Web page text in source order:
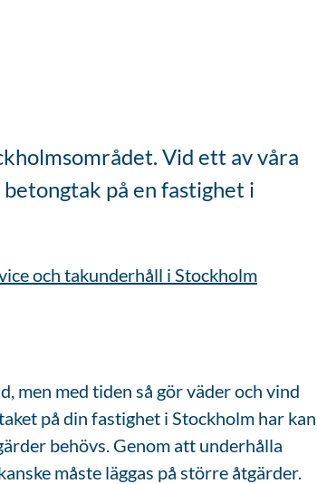
Vid ett av våra
på en fastighet i
och takunderhåll i Stockholm
men med tiden så gör väder och vind
på din fastighet i Stockholm har kan
behövs. Genom att underhålla
måste läggas på större åtgärder.